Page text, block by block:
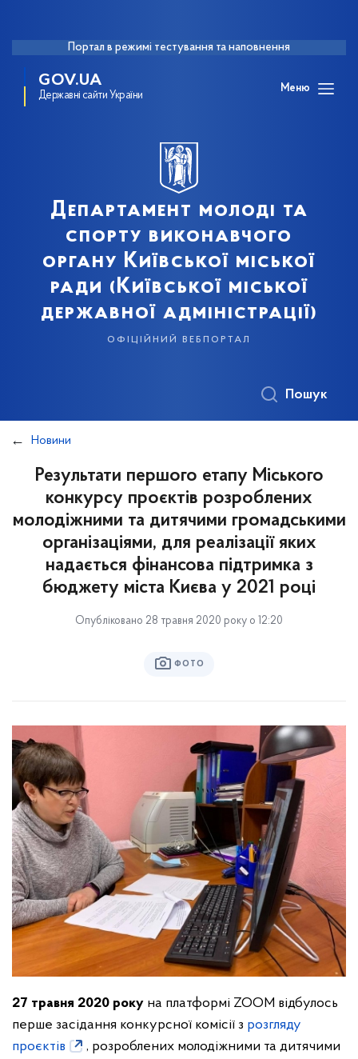
Портал в режимі тестування та наповнення
GOV.UA
Державні сайти України
Меню
Департамент молоді та
спорту виконавчого
органу Київської міської
ради (Київської міської
державної адміністрації)
офіційний вебпортал
Пошук
Новини
Результати першого етапу Міського
конкурсу проєктів розроблених
молодіжними та дитячими громадськими
організаціями, для реалізації яких
надається фінансова підтримка з
бюджету міста Києва у 2021 році
Опубліковано 28 травня 2020 року о 12:20
ФОТО
27 травня 2020 року на платформі ZOOM відбулось
перше засідання конкурсної комісії з розгляду
проєктів
, розроблених молодіжними та дитячими